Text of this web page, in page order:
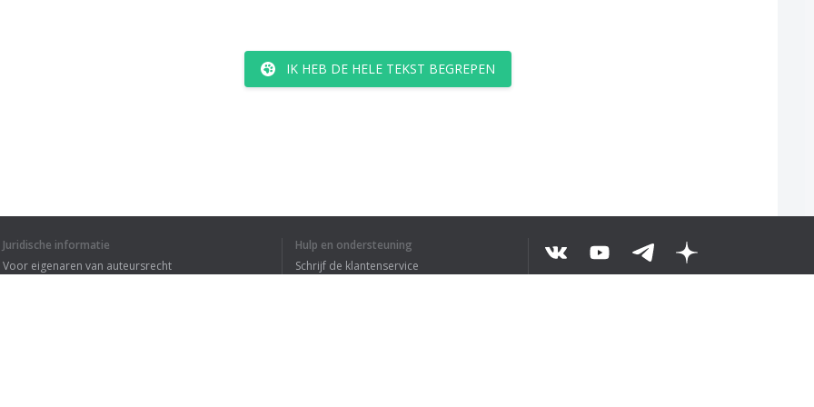
IK HEB DE HELE TEKST BEGREPEN
Juridische informatie
Voor eigenaren van auteursrecht
Hulp en ondersteuning
Schrijf de klantenservice